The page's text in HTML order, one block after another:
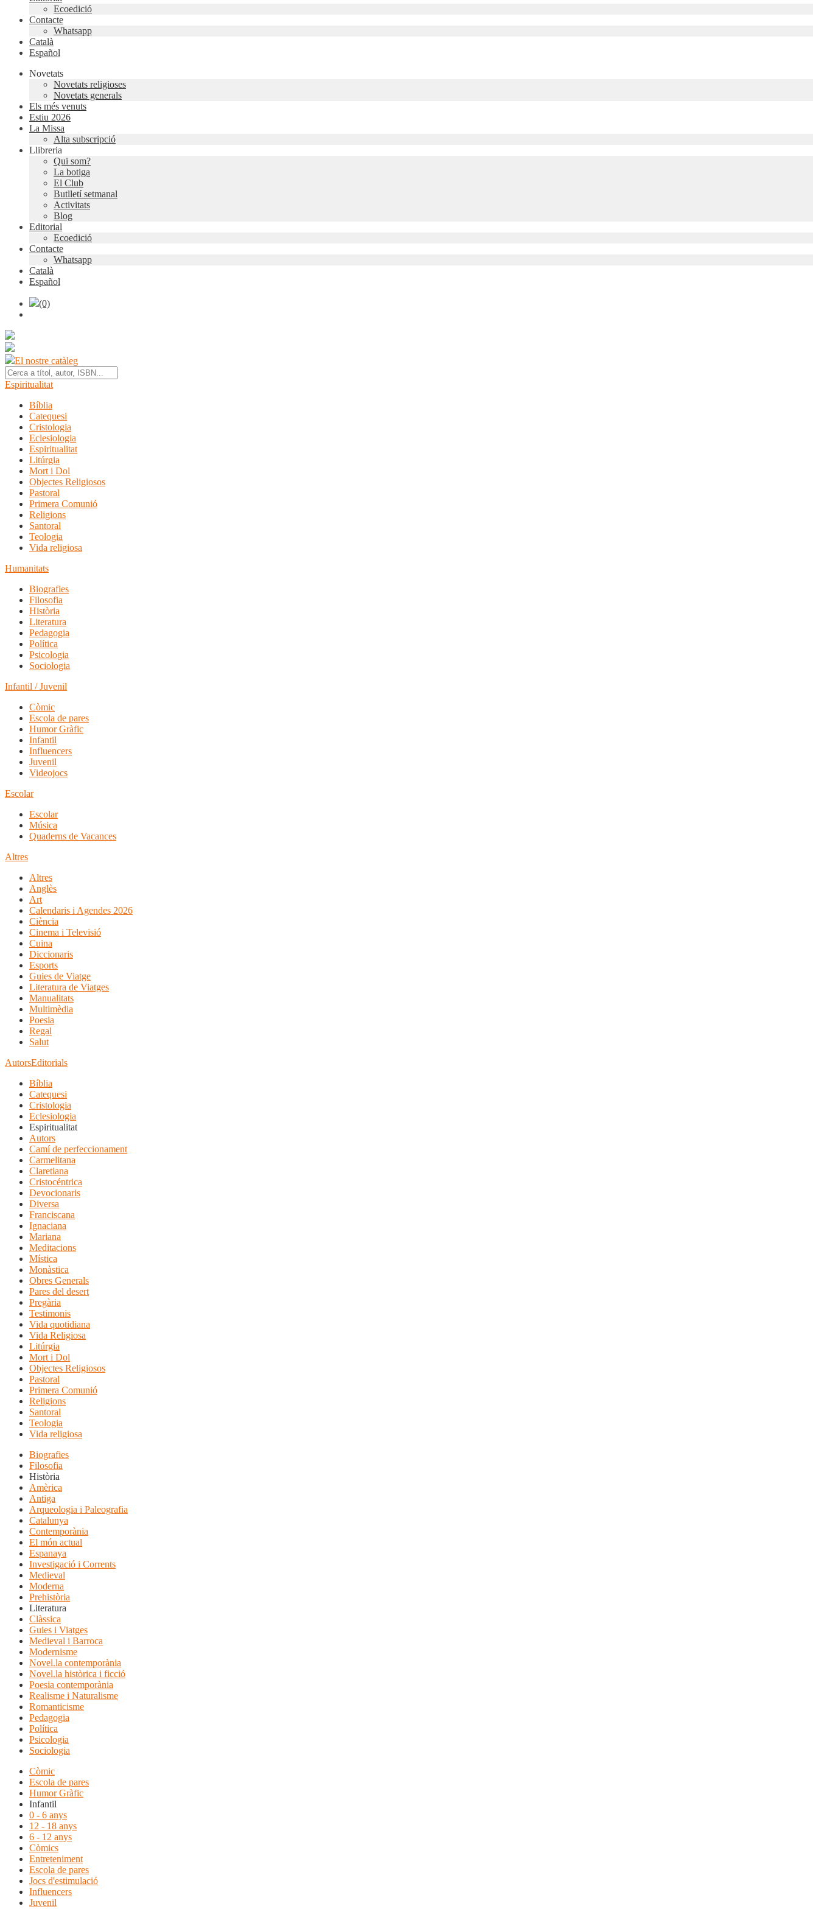
Ecoedició
Contacte
Whatsapp
Català
Español
Novetats
Novetats religioses
Novetats generals
Els més venuts
Estiu 2026
La Missa
Alta subscripció
Llibreria
Qui som?
La botiga
El Club
Butlletí setmanal
Activitats
Blog
Editorial
Ecoedició
Contacte
Whatsapp
Català
Español
(0)
El nostre catàleg
Espiritualitat
Bíblia
Catequesi
Cristologia
Eclesiologia
Espiritualitat
Litúrgia
Mort i Dol
Objectes Religiosos
Pastoral
Primera Comunió
Religions
Santoral
Teologia
Vida religiosa
Humanitats
Biografies
Filosofia
Història
Literatura
Pedagogia
Política
Psicologia
Sociologia
Infantil / Juvenil
Còmic
Escola de pares
Humor Gràfic
Infantil
Influencers
Juvenil
Videojocs
Escolar
Escolar
Música
Quaderns de Vacances
Altres
Altres
Anglès
Art
Calendaris i Agendes 2026
Ciència
Cinema i Televisió
Cuina
Diccionaris
Esports
Guies de Viatge
Literatura de Viatges
Manualitats
Multimèdia
Poesia
Regal
Salut
AutorsEditorials
Bíblia
Catequesi
Cristologia
Eclesiologia
Espiritualitat
Autors
Camí de perfeccionament
Carmelitana
Claretiana
Cristocéntrica
Devocionaris
Diversa
Franciscana
Ignaciana
Mariana
Meditacions
Mística
Monàstica
Obres Generals
Pares del desert
Pregària
Testimonis
Vida quotidiana
Vida Religiosa
Litúrgia
Mort i Dol
Objectes Religiosos
Pastoral
Primera Comunió
Religions
Santoral
Teologia
Vida religiosa
Biografies
Filosofia
Història
Amèrica
Antiga
Arqueologia i Paleografia
Catalunya
Contemporània
El món actual
Espanaya
Investigació i Corrents
Medieval
Moderna
Prehistòria
Literatura
Clàssica
Guies i Viatges
Medieval i Barroca
Modernisme
Novel.la contemporània
Novel.la històrica i ficció
Poesia contemporània
Realisme i Naturalisme
Romanticisme
Pedagogia
Política
Psicologia
Sociologia
Còmic
Escola de pares
Humor Gràfic
Infantil
0 - 6 anys
12 - 18 anys
6 - 12 anys
Còmics
Entreteniment
Escola de pares
Jocs d'estimulació
Influencers
Juvenil